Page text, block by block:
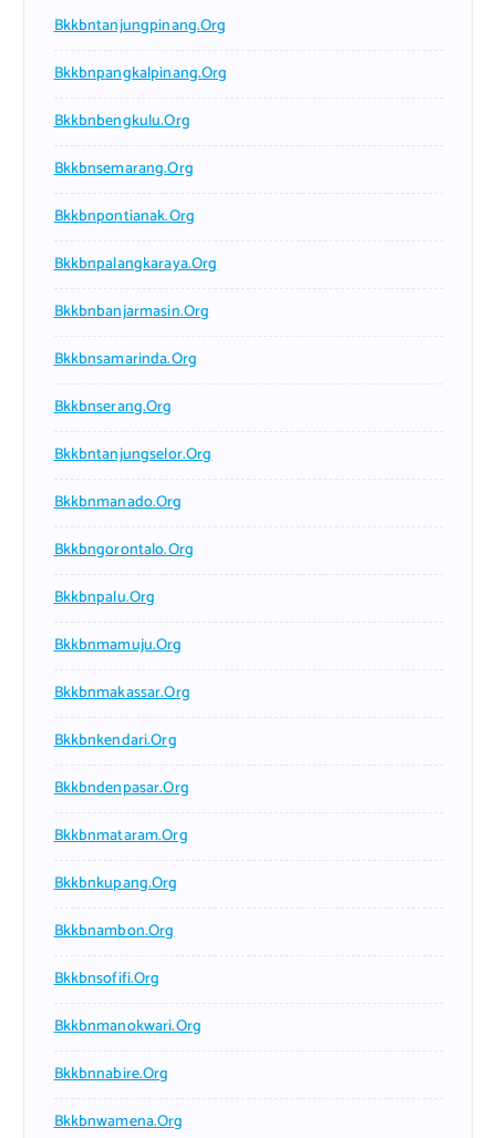
Bkkbntanjungpinang.org
Bkkbnpangkalpinang.org
Bkkbnbengkulu.org
Bkkbnsemarang.org
Bkkbnpontianak.org
Bkkbnpalangkaraya.org
Bkkbnbanjarmasin.org
Bkkbnsamarinda.org
Bkkbnserang.org
Bkkbntanjungselor.org
Bkkbnmanado.org
Bkkbngorontalo.org
Bkkbnpalu.org
Bkkbnmamuju.org
Bkkbnmakassar.org
Bkkbnkendari.org
Bkkbndenpasar.org
Bkkbnmataram.org
Bkkbnkupang.org
Bkkbnambon.org
Bkkbnsofifi.org
Bkkbnmanokwari.org
Bkkbnnabire.org
Bkkbnwamena.org